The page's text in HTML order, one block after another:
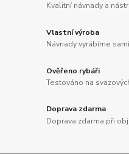
Kvalitní návnady a
Vlastní výroba
Návnady vyrábíme
Ověřeno rybáři
Testováno na
Doprava zdarma
Doprava zdarma při